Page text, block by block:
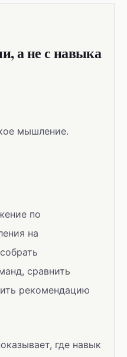
а не с навыка
мышление.
по
на
сравнить
рекомендацию
где навык